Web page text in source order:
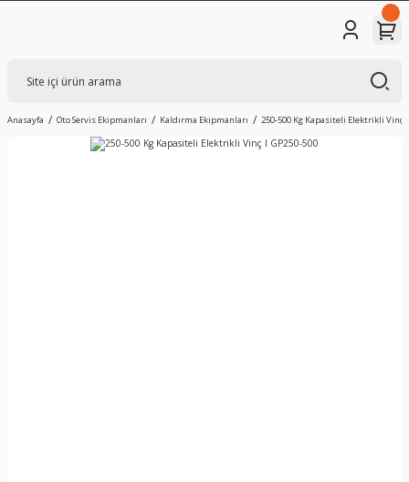
Anasayfa Oto Servis Ekipmanları Kaldırma Ekipmanları 250-500 Kg Kapasiteli Elektrikli Vinç I